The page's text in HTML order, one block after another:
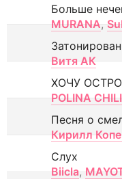
Больше
MURANA,
Витя АК
ХОЧУ
POLINA CHILI
Песня о
Кирилл
Слух
Biicla,